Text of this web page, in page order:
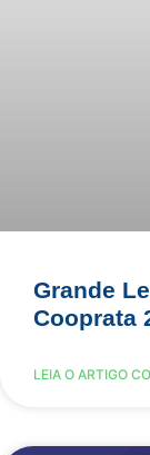
Grande
Cooprata
LEIA O ARTIGO